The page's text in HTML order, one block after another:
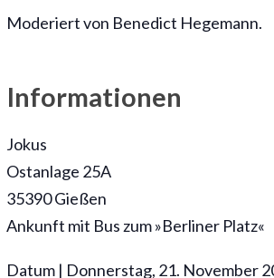
Moderiert von Benedict Hegemann.
Informationen
Jokus
Ostanlage 25A
35390 Gießen
Ankunft mit Bus zum »Berliner Platz«
Datum | Donnerstag, 21. November